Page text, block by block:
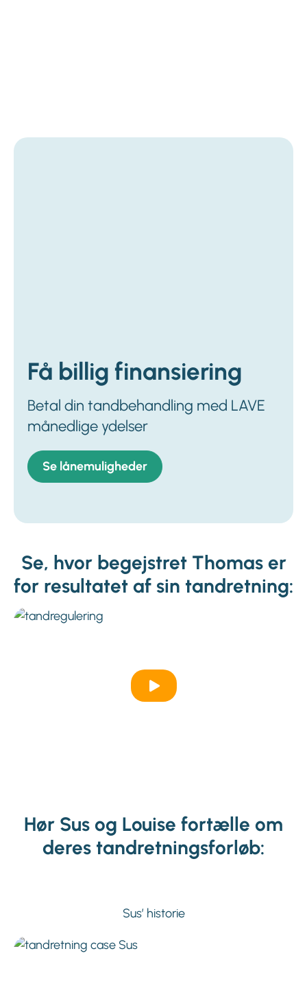
Få billig finansiering
Betal din tandbehandling med LAVE
månedlige ydelser
Se lånemuligheder
Se, hvor begejstret Thomas er
for resultatet af sin tandretning:
Hør Sus og Louise fortælle om
deres tandretningsforløb:
Sus’ historie